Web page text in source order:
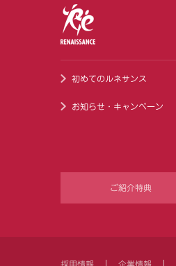
初めてのルネサンス
お知らせ・キャンペーン
ご紹介特典
採用情報 企業情報